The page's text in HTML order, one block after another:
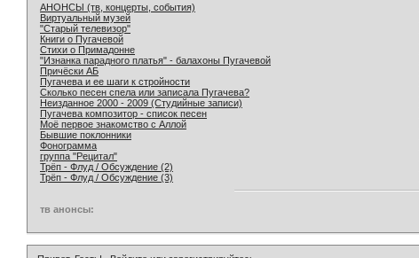
АНОНСЫ (тв, концерты, события)
Виртуальный музей
"Старый телевизор"
Книги о Пугачевой
Стихи о Примадонне
"Изнанка парадного платья" - балахоны Пугачевой
Причёски АБ
Пугачева и ее шаги к стройности
Сколько песен спела или записала Пугачева?
Неизданное 2000 - 2009 (Студийные записи)
Пугачева композитор - список песен
Моё первое знакомство с Аллой
Бывшие поклонники
Фонограмма
группа "Рецитал"
Трёп - Флуд / Обсуждение (2)
Трёп - Флуд / Обсуждение (3)
тв анонсы: